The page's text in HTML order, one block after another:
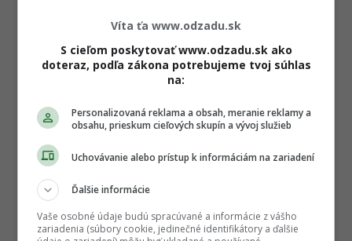
Víta ťa www.odzadu.sk
S cieľom poskytovať www.odzadu.sk ako
doteraz, podľa zákona potrebujeme tvoj súhlas
na:
Personalizovaná reklama a obsah, meranie reklamy a
obsahu, prieskum cieľových skupín a vývoj služieb
Uchovávanie alebo prístup k informáciám na zariadení
Ďalšie informácie
Vaše osobné údaje budú spracúvané a informácie z vášho
zariadenia (súbory cookie, jedinečné identifikátory a ďalšie